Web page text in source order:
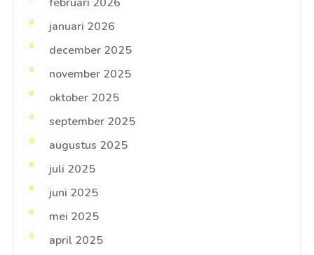
januari 2026
december 2025
november 2025
oktober 2025
september 2025
augustus 2025
juli 2025
juni 2025
mei 2025
april 2025